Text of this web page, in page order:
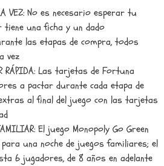
LA VEZ: No es necesario esperar tu
una ficha y un dado
las etapas de compra, todos
vez
RÁPIDA: Las tarjetas de Fortuna
a pactar durante cada etapa de
al final del juego con las tarjetas
El juego Monopoly Go Green
una noche de juegos familiares; el
6 jugadores, de 8 años en adelante